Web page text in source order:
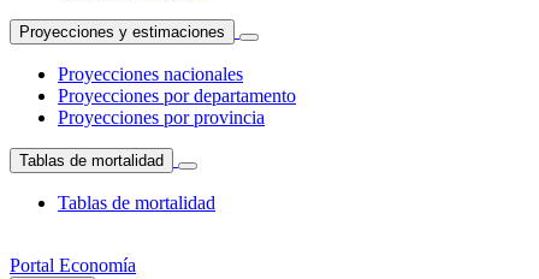
Proyecciones y estimaciones
Proyecciones nacionales
Proyecciones por departamento
Proyecciones por provincia
Tablas de mortalidad
Tablas de mortalidad
Portal Economía